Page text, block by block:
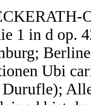
1 in d op.
Ubi